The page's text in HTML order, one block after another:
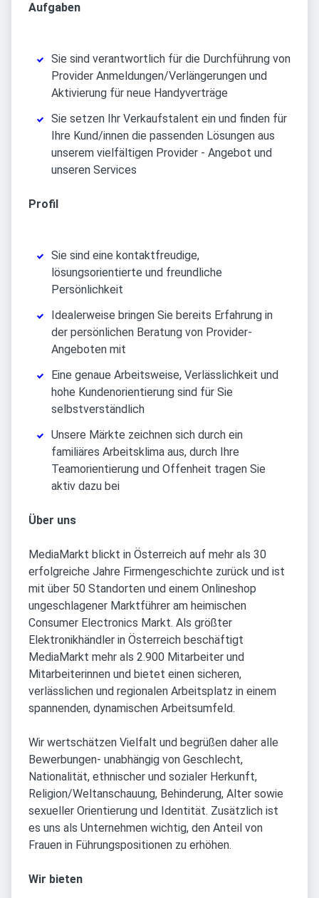
Aufgaben
Sie sind verantwortlich für die Durchführung von
Provider Anmeldungen/Verlängerungen und
Aktivierung für neue Handyverträge
Sie setzen Ihr Verkaufstalent ein und finden für
Ihre Kund/innen die passenden Lösungen aus
unserem vielfältigen Provider - Angebot und
unseren Services
Profil
Sie sind eine kontaktfreudige,
lösungsorientierte und freundliche
Persönlichkeit
Idealerweise bringen Sie bereits Erfahrung in
der persönlichen Beratung von Provider-
Angeboten mit
Eine genaue Arbeitsweise, Verlässlichkeit und
hohe Kundenorientierung sind für Sie
selbstverständlich
Unsere Märkte zeichnen sich durch ein
familiäres Arbeitsklima aus, durch Ihre
Teamorientierung und Offenheit tragen Sie
aktiv dazu bei
Über uns
MediaMarkt blickt in Österreich auf mehr als 30
erfolgreiche Jahre Firmengeschichte zurück und ist
mit über 50 Standorten und einem Onlineshop
ungeschlagener Marktführer am heimischen
Consumer Electronics Markt. Als größter
Elektronikhändler in Österreich beschäftigt
MediaMarkt mehr als 2.900 Mitarbeiter und
Mitarbeiterinnen und bietet einen sicheren,
verlässlichen und regionalen Arbeitsplatz in einem
spannenden, dynamischen Arbeitsumfeld.
Wir wertschätzen Vielfalt und begrüßen daher alle
Bewerbungen- unabhängig von Geschlecht,
Nationalität, ethnischer und sozialer Herkunft,
Religion/Weltanschauung, Behinderung, Alter sowie
sexueller Orientierung und Identität. Zusätzlich ist
es uns als Unternehmen wichtig, den Anteil von
Frauen in Führungspositionen zu erhöhen.
Wir bieten